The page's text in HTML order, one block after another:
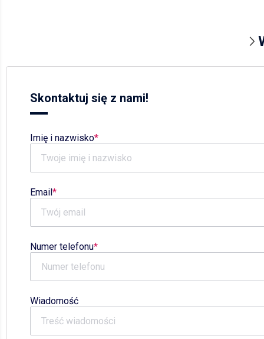
Skontaktuj się z nami!
Imię i nazwisko
Email
Numer telefonu
Wiadomość